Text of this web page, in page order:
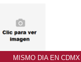
MISMO DIA EN CDMX